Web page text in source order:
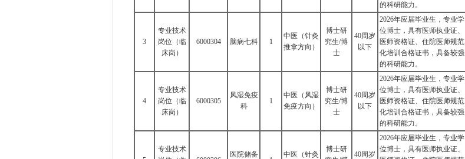
的科研能力。
3
专业技术
岗位（临
床岗）
6000304 脑病七科 1
中医（针灸
推拿方向）
博士研
究生/博
士
40周岁
以下
2026年应届毕业生，专业学
位博士，具有医师执业证、
医师资格证、住院医师规范
化培训合格证书，具备较强
的科研能力。
4
专业技术
岗位（临
床岗）
6000305
风湿免疫
科
1
中医（风湿
免疫方向）
博士研
究生/博
士
40周岁
以下
2026年应届毕业生，专业学
位博士，具有医师执业证、
医师资格证、住院医师规范
化培训合格证书，具备较强
的科研能力。
专业技术
医院储备 中医（针灸
博士研
40周岁
2026年应届毕业生，专业学
位博士，具有医师执业证、